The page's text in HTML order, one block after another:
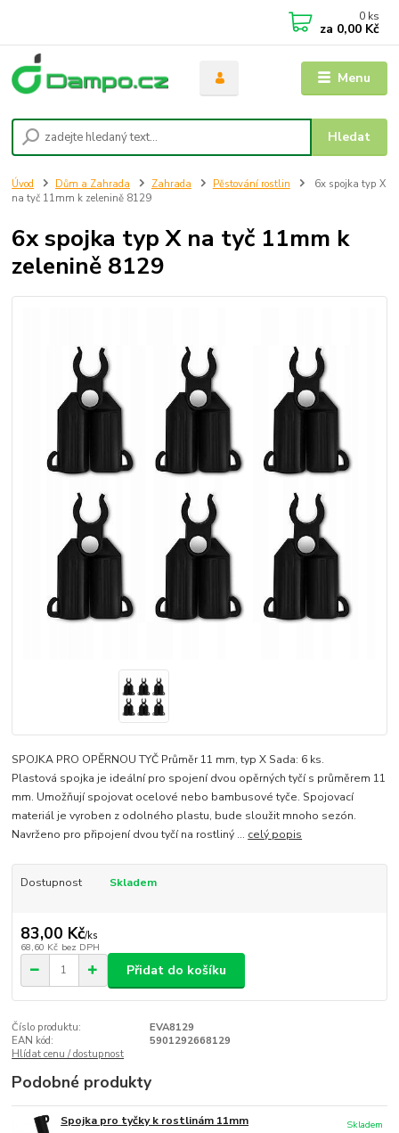
Menu
Hledat
0 ks
za 0,00 Kč
Úvod Dům a Zahrada Zahrada Pěstování rostlin
6x spojka typ X
na tyč 11mm k zelenině 8129
6x spojka typ X na tyč 11mm k
zelenině 8129
SPOJKA PRO OPĚRNOU TYČ Průměr 11 mm, typ X Sada: 6 ks.
Plastová spojka je ideální pro spojení dvou opěrných tyčí s průměrem 11
mm. Umožňují spojovat ocelové nebo bambusové tyče. Spojovací
materiál je vyroben z odolného plastu, bude sloužit mnoho sezón.
Navrženo pro připojení dvou tyčí na rostliný ... celý popis
Dostupnost Skladem
83,00 Kč/ks
68,60 Kč bez DPH
Přidat do košíku
Číslo produktu:
EVA8129
EAN kód:
5901292668129
Hlídat cenu / dostupnost
Podobné produkty
Spojka pro tyčky k rostlinám 11mm
Skladem